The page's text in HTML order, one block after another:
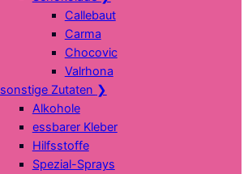
Callebaut
Carma
Chocovic
Valrhona
sonstige Zutaten ❯
Alkohole
essbarer Kleber
Hilfsstoffe
Spezial-Sprays